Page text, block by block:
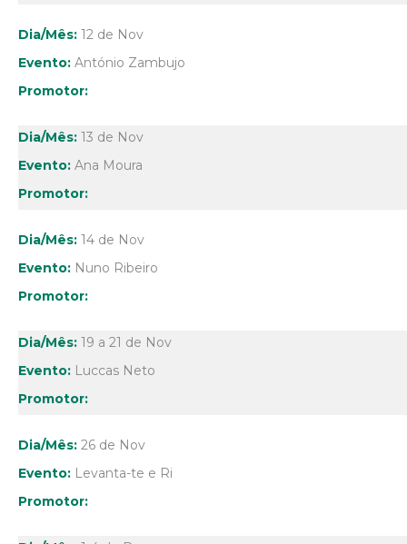
12 de Nov
António Zambujo
13 de Nov
Ana Moura
14 de Nov
Nuno Ribeiro
19 a 21 de Nov
Luccas Neto
26 de Nov
Levanta-te e Ri